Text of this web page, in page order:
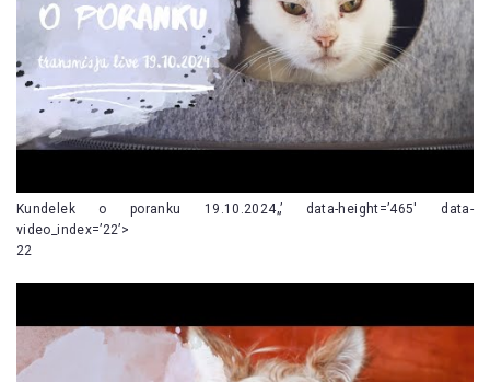
Kundelek o poranku 19.10.2024„’ data-height=’465′ data-
video_index=’22’>
22